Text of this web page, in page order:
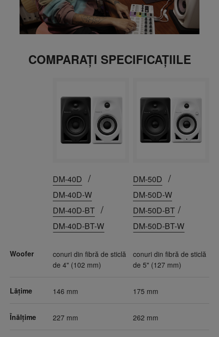
COMPARAȚI SPECIFICAȚIILE
Woofer
Lățime
Înălțime
DM-40D /
DM-40D-W
DM-40D-BT /
DM-40D-BT-W
conuri din fibră de sticlă
de 4" (102 mm)
146 mm
227 mm
DM-50D /
DM-50D-W
DM-50D-BT /
DM-50D-BT-W
conuri din fibră de sticlă
de 5" (127 mm)
175 mm
262 mm